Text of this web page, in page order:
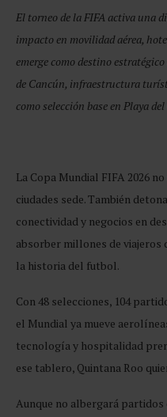
El torneo de la FIFA activa una
impacto en movilidad aérea,
emerge como destino
de Cancún, infraestructura
como selección base en Playa
La Copa Mundial FIFA 2026
ciudades sede. También
conectividad y negocios en
absorber millones de viajeros
la historia del futbol.
Con 48 selecciones, 104
el Mundial ya mueve
tecnología y hospitalidad
ese tablero, Quintana Roo
Aunque no albergará partidos